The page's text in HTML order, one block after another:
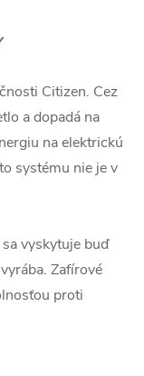
Citizen. Cez
a dopadá na
na elektrickú
systému nie je v
vyskytuje buď
Zafírové
proti